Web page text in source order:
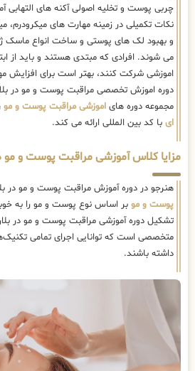
چربی پوست و تخلیه اصولی آکنه های
نکات تکمیلی در زمینه مهارت های میکرودرم،
و بهبود لک های پوستی و ساخت انواع ماسک
می شوند. افرادی که مبتدی هستند و باید از
اموزشی شرکت کنند، بهتر است برای افزایش
دوره اموزش تخصصی مراقبت پوست و مو در
مجموعه دوره های اموزشی مراقبت پوست و مو
ای با کد بین المللی ارائه می کند.
مزایا کلاس آموزشی مراقبت پوست و مو
هنرجو در دوره آموزش مراقبت پوست و مو در
پوست و مو بر اساس نوع پوست و مو را به
تشکیل دوره آموزشی مراقبت پوست و مو در
متخصصی است که توانایی اجرای تمامی
داشته باشند.